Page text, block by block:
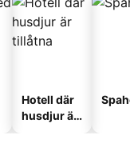
Hotell där
husdjur är